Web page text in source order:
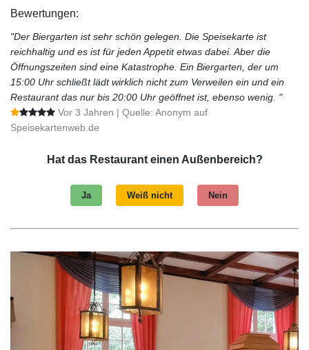
Bewertungen:
"Der Biergarten ist sehr schön gelegen. Die Speisekarte ist
reichhaltig und es ist für jeden Appetit etwas dabei. Aber die
Öffnungszeiten sind eine Katastrophe. Ein Biergarten, der um
15:00 Uhr schließt lädt wirklich nicht zum Verweilen ein und ein
Restaurant das nur bis 20:00 Uhr geöffnet ist, ebenso wenig. "
Vor 3 Jahren | Quelle: Anonym auf
Speisekartenweb.de
Hat das Restaurant einen Außenbereich?
Ja Weiß nicht Nein